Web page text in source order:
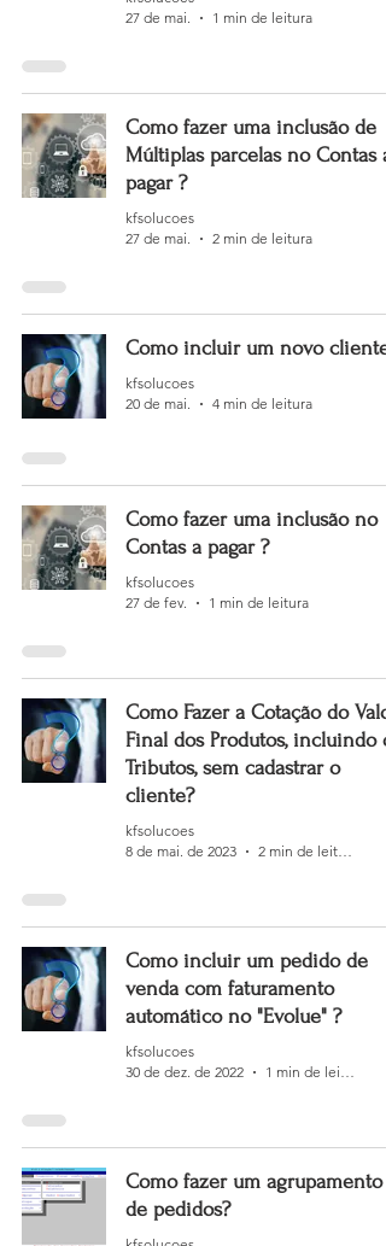
27 de mai.
1 min de leitura
Como fazer uma inclusão de
Múltiplas parcelas no Contas a
pagar ?
kfsolucoes
27 de mai.
2 min de leitura
Como incluir um novo cliente?
kfsolucoes
20 de mai.
4 min de leitura
Como fazer uma inclusão no
Contas a pagar ?
kfsolucoes
27 de fev.
1 min de leitura
Como Fazer a Cotação do Valor
Final dos Produtos, incluindo
Tributos, sem cadastrar o
cliente?
kfsolucoes
8 de mai. de 2023
2 min de leitura
Como incluir um pedido de
venda com faturamento
automático no "Evolue" ?
kfsolucoes
30 de dez. de 2022
1 min de leitura
Como fazer um agrupamento
de pedidos?